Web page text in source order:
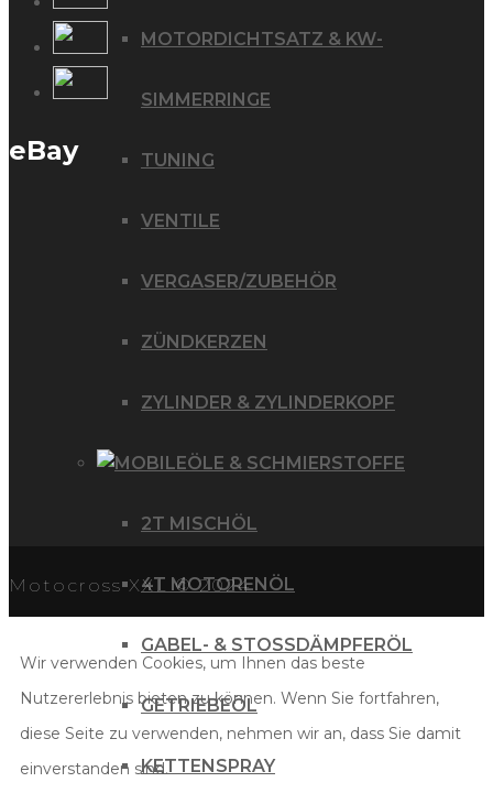
MOTORDICHTSATZ & KW-
SIMMERRINGE
TUNING
VENTILE
VERGASER/ZUBEHÖR
ZÜNDKERZEN
ZYLINDER & ZYLINDERKOPF
ÖLE & SCHMIERSTOFFE
2T MISCHÖL
4T MOTORENÖL
GABEL- & STOSSDÄMPFERÖL
GETRIEBEÖL
KETTENSPRAY
eBay
Motocross XXL © 2024
Wir verwenden Cookies, um Ihnen das beste
Nutzererlebnis bieten zu können. Wenn Sie fortfahren,
diese Seite zu verwenden, nehmen wir an, dass Sie damit
einverstanden sind.